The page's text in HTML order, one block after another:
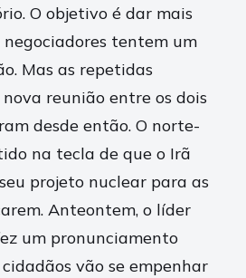
O objetivo é dar mais
tentem um
Mas as repetidas
reunião entre os dois
desde então. O norte-
na tecla de que o Irã
projeto nuclear para as
Anteontem, o líder
um pronunciamento
vão se empenhar